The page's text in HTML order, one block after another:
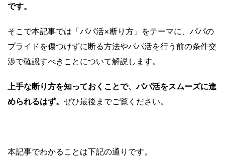
です。
そこで本記事では「パパ活×断り方」をテーマに、パパの
プライドを傷つけずに断る方法やパパ活を行う前の条件交
渉で確認すべきことについて解説します。
上手な断り方を知っておくことで、パパ活をスムーズに進
められるはず。 ぜひ最後までご覧ください。
本記事でわかることは下記の通りです。